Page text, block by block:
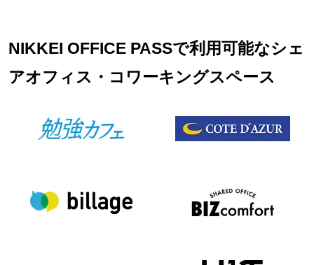
NIKKEI OFFICE PASSで利用可能なシェ
アオフィス・コワーキングスペース